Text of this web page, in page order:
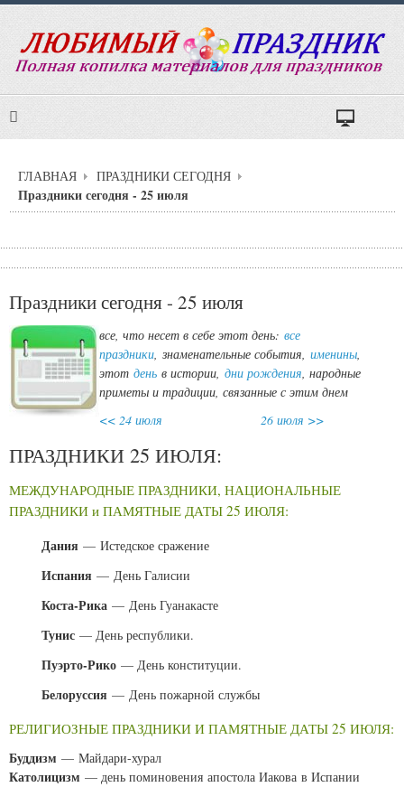
ГЛАВНАЯ ПРАЗДНИКИ СЕГОДНЯ
Праздники сегодня - 25 июля
Праздники сегодня - 25 июля
все, что несет в себе этот день: все
праздники, знаменательные события, именины,
этот день в истории, дни рождения, народные
приметы и традиции, связанные с этим днем
<< 24 июля
26 июля >>
ПРАЗДНИКИ 25 ИЮЛЯ:
МЕЖДУНАРОДНЫЕ ПРАЗДНИКИ, НАЦИОНАЛЬНЫЕ
ПРАЗДНИКИ и ПАМЯТНЫЕ ДАТЫ 25 ИЮЛЯ:
Дания — Истедское сражение
Испания — День Галисии
Коста-Рика — День Гуанакасте
Тунис — День республики.
Пуэрто-Рико — День конституции.
Белоруссия — День пожарной службы
РЕЛИГИОЗНЫЕ ПРАЗДНИКИ И ПАМЯТНЫЕ ДАТЫ 25 ИЮЛЯ:
Буддизм — Майдари-хурал
Католицизм — день поминовения апостола Иакова в Испании